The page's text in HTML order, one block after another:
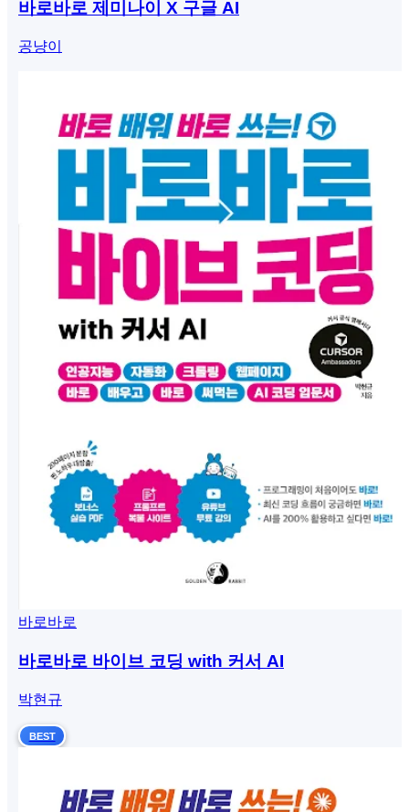
바로바로 제미나이 X 구글 AI
공냥이
바로바로
바로바로 바이브 코딩 with 커서 AI
박현규
BEST